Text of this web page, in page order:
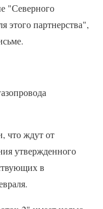
"Северного
этого партнерства",
что ждут от
утвержденного
в